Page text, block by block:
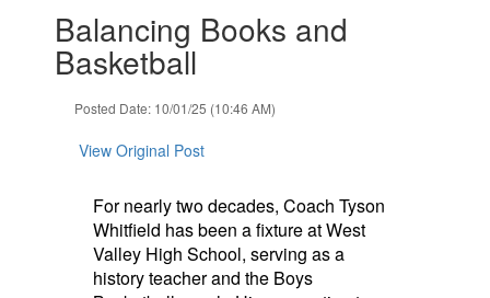
slides.Balancing Books and
Basketball
Posted Date: 10/01/25 (10:46 AM)
View Original Post
For nearly two decades, Coach Tyson
Whitfield has been a fixture at West
Valley High School, serving as a
history teacher and the Boys